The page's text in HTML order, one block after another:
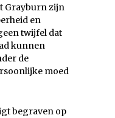
Grayburn zijn
en
twijfel dat
kunnen
de
moed
begraven op